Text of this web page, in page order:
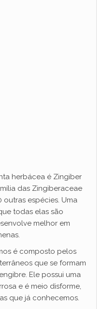
herbácea é Zingiber
das Zingiberaceae
outras espécies. Uma
todas elas são
melhor em
é composto pelos
que se formam
Ele possui uma
e é meio disforme,
que já conhecemos.